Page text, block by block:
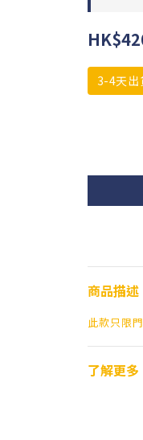
3-4天出
商品描述
此款只限
了解更多